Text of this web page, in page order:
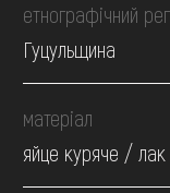
етнографічний
Гуцульщина
матеріал
яйце куряче / лак